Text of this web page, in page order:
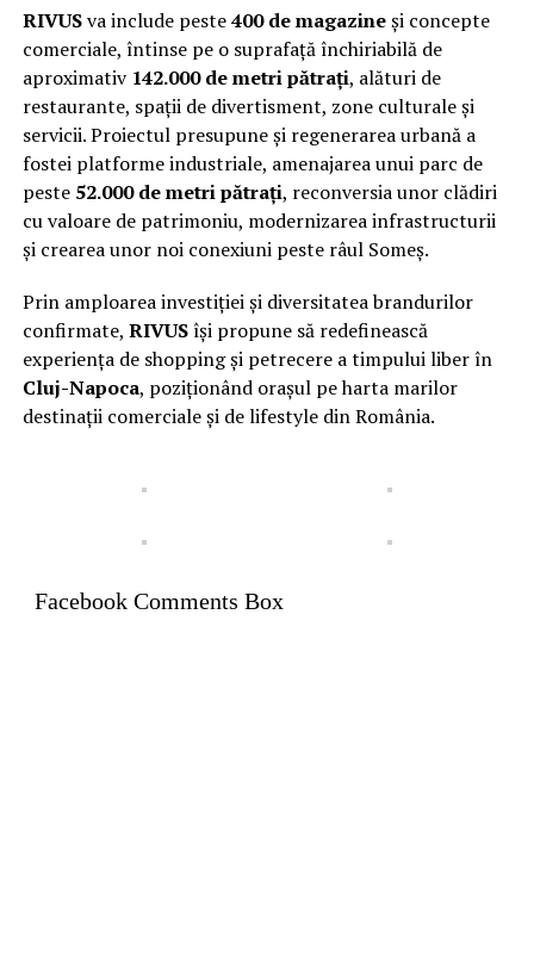
RIVUSva include peste400 de magazineși concepte
comerciale, întinse pe o suprafață închiriabilă de
aproximativ 142.000 de metri pătrați, alături de
restaurante, spații de divertisment, zone culturale și
servicii. Proiectul presupune și regenerarea urbană a
fostei platforme industriale, amenajarea unui parc de
peste 52.000 de metri pătrați, reconversia unor clădiri
cu valoare de patrimoniu, modernizarea infrastructurii
și crearea unor noi conexiuni peste râul Someș.
Prin amploarea investiției și diversitatea brandurilor
confirmate, RIVUSîși propune să redefinească
experiența de shopping și petrecere a timpului liber în
Cluj-Napoca, poziționând orașul pe harta marilor
destinații comerciale și de lifestyle din România.
Facebook Comments Box